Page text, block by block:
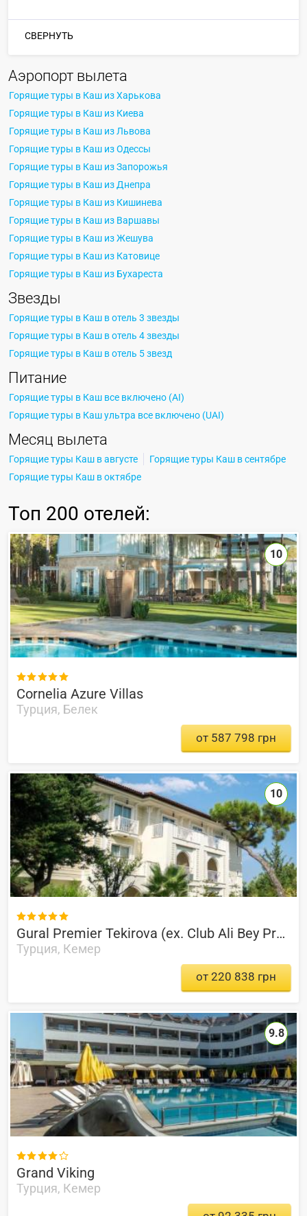
СВЕРНУТЬ
Аэропорт вылета
Горящие туры в Каш из Харькова
Горящие туры в Каш из Киева
Горящие туры в Каш из Львова
Горящие туры в Каш из Одессы
Горящие туры в Каш из Запорожья
Горящие туры в Каш из Днепра
Горящие туры в Каш из Кишинева
Горящие туры в Каш из Варшавы
Горящие туры в Каш из Жешува
Горящие туры в Каш из Катовице
Горящие туры в Каш из Бухареста
Звезды
Горящие туры в Каш в отель 3 звезды
Горящие туры в Каш в отель 4 звезды
Горящие туры в Каш в отель 5 звезд
Питание
Горящие туры в Каш все включено (AI)
Горящие туры в Каш ультра все включено (UAI)
Месяц вылета
Горящие туры Каш в августе
Горящие туры Каш в сентябре
Горящие туры Каш в октябре
Топ 200 отелей:

Cornelia Azure Villas
Турция, Белек
10
от 587 798 грн

Gural Premier Tekirova (ex. Club Ali Bey Premier Tekirova)
Турция, Кемер
10
от 220 838 грн

Grand Viking
Турция, Кемер
9.8